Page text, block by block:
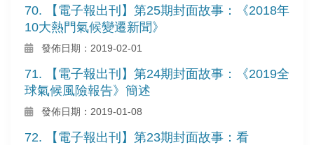
70. 【電子報出刊】第25期封面故事：《2018年
10大熱門氣候變遷新聞》
發佈日期：2019-02-01
71. 【電子報出刊】第24期封面故事：《2019全
球氣候風險報告》簡述
發佈日期：2019-01-08
72. 【電子報出刊】第23期封面故事：看